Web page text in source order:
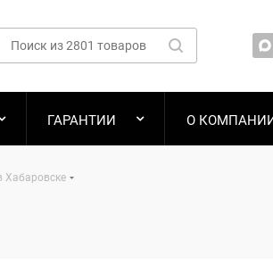
ГАРАНТИИ О
Хабаровске